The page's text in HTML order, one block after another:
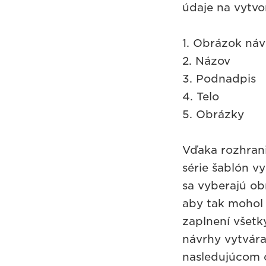
údaje na
1. Obrázok
2. Názov
3. Podnadpis
4. Telo
5. Obrázky
Vďaka
série šablón
sa vyberajú
aby tak
zaplnení
návrhy
nasledujúcom